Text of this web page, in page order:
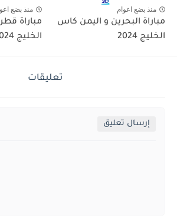
منذ بضع اعوام
مباراة البحرين و اليمن كاس
الخليج 2024
منذ بضع
مباراة
الخليج 2024
تعليقات
إرسال تعليق